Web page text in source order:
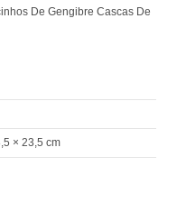
De Gengibre Cascas De
× 23,5 cm